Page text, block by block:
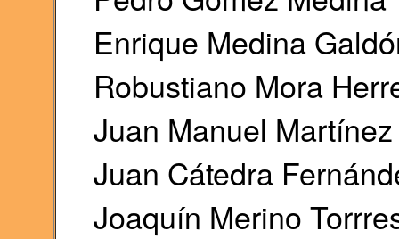
Enrique Medina
Robustiano Mora
Juan Manuel
Juan Cátedra
Joaquín Merino